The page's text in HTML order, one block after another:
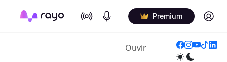
On Air Podcasts Premium Log in
Ouvir(current)